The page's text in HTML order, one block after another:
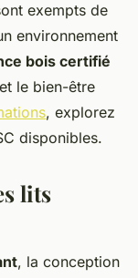
exempts de
environnement
bois certifié
le bien-être
, explorez
disponibles.
lits
, la conception